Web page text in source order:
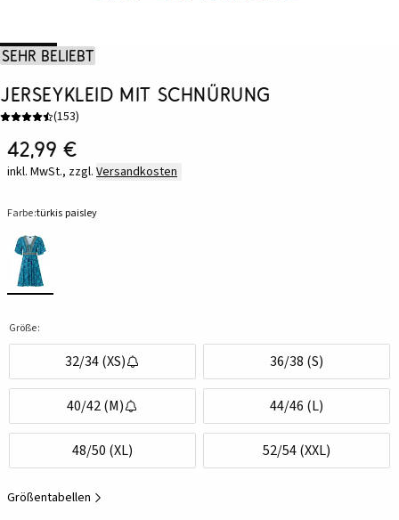
Sehr beliebt
Jerseykleid mit Schnürung
(153)
42,99 €
inkl. MwSt., zzgl. Versandkosten
Farbe:türkis paisley
Größe:
32/34 (XS) 36/38 (S)
40/42 (M) 44/46 (L)
48/50 (XL) 52/54 (XXL)
Größentabellen